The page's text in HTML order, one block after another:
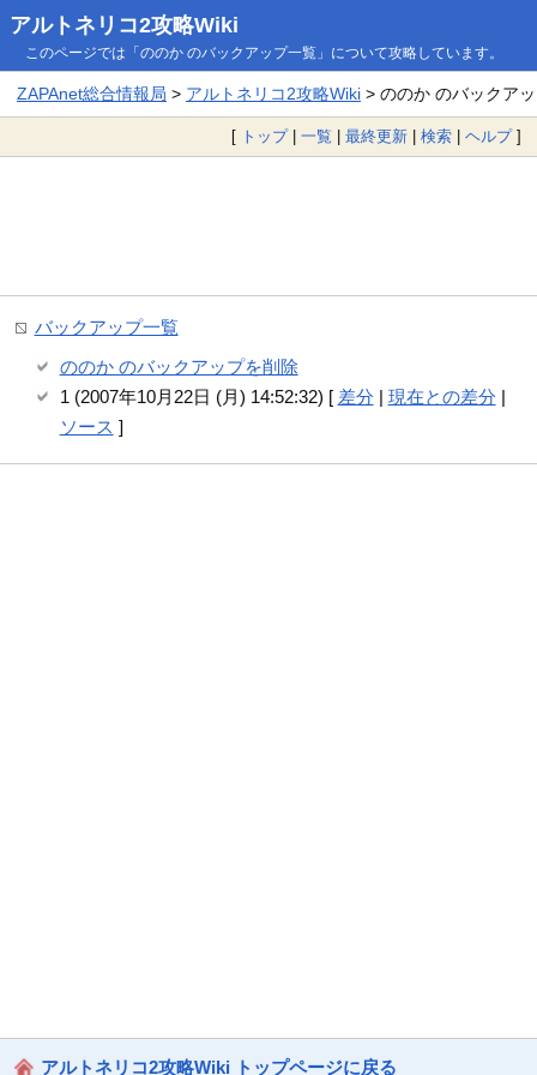
アルトネリコ2攻略Wiki
このページでは「ののか のバックアップ一覧」について攻略しています。
ZAPAnet総合情報局 > アルトネリコ2攻略Wiki> ののか のバックア
[ トップ| 一覧 | 最終更新 | 検索 | ヘルプ]
バックアップ一覧
ののか のバックアップを削除
1 (2007年10月22日 (月) 14:52:32) [ 差分| 現在との差分|
ソース ]
アルトネリコ2攻略Wiki トップページに戻る